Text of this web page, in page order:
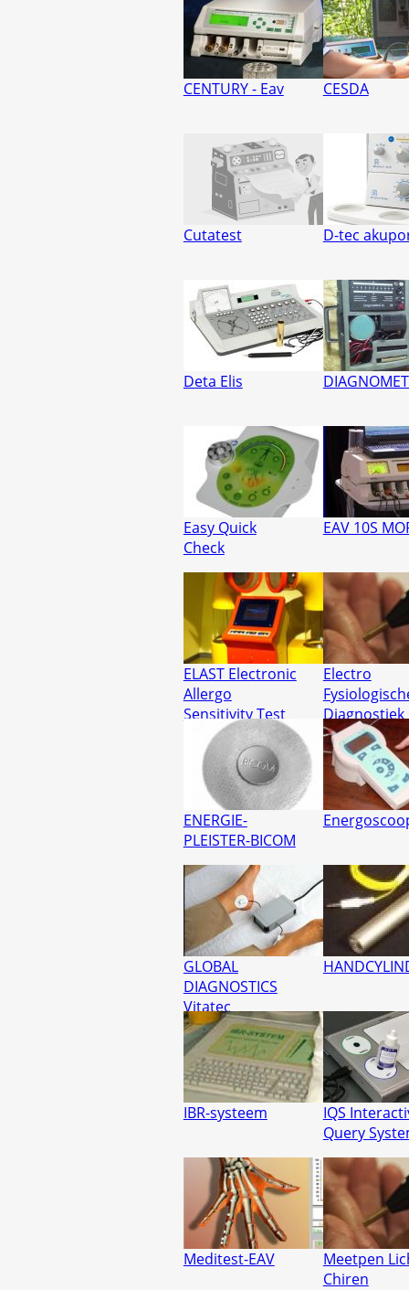
CENTURY - Eav CESDA
Cutatest D-tec
Deta Elis
Easy Quick
Check
EAV 10S
ELAST Electronic
Allergo
Sensitivity Test
Electro
Diagnostiek
Meetpen
ENERGIE-
PLEISTER-BICOM
GLOBAL
DIAGNOSTICS
Vitatec
IBR-systeem
IQS
Query
Meditest-EAV
Meetpen
Chiren